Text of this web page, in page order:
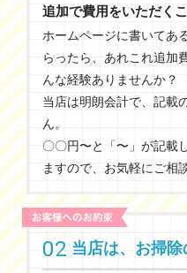
追加で費用をいただく
ホームページに書いてあ
らったら、あれこれ追加
んな経験ありませんか？
当店は明朗会計で、記載
ん。
〇〇円〜と「〜」が記載
ますので、 お気軽にご相
02 当店は、お掃